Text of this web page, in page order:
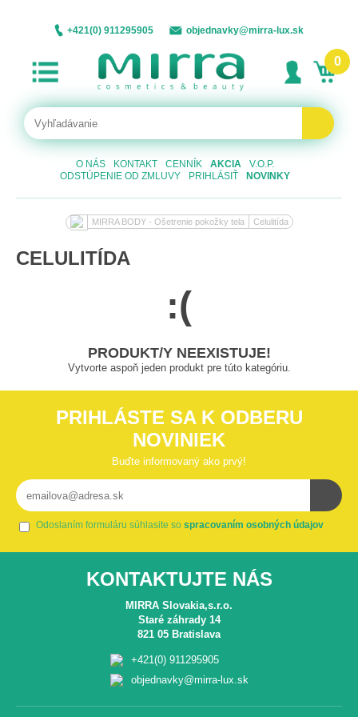
+421(0) 911295905 objednavky@mirra-lux.sk
0
O NÁS KONTAKT CENNÍK AKCIA
V.O.P.
ODSTÚPENIE OD ZMLUVY
PRIHLÁSIŤ NOVINKY
MIRRA BODY - Ošetrenie pokožky tela Celulitída
CELULITÍDA
:(
PRODUKT/Y NEEXISTUJE!
Vytvorte aspoň jeden produkt pre túto kategóriu.
PRIHLÁSTE SA K ODBERU
NOVINIEK
Buďte informovaný ako prvý!
Odoslaním formuláru súhlasite so spracovaním osobných údajov
KONTAKTUJTE NÁS
MIRRA Slovakia,s.r.o.
Staré záhrady 14
821 05 Bratislava
+421(0) 911295905
objednavky@mirra-lux.sk